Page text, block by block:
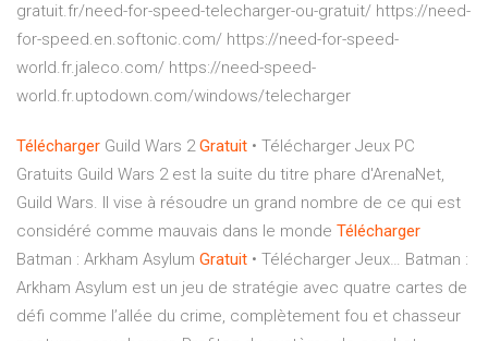
gratuit.fr/need-for-speed-telecharger-ou-gratuit/ https://need-
for-speed.en.softonic.com/ https://need-for-speed-
world.fr.jaleco.com/ https://need-speed-
world.fr.uptodown.com/windows/telecharger
Télécharger Guild Wars 2Gratuit • Télécharger Jeux PC
Gratuits Guild Wars 2 est la suite du titre phare d'ArenaNet,
Guild Wars. Il vise à résoudre un grand nombre de ce qui est
considéré comme mauvais dans le monde Télécharger
Batman : Arkham Asylum Gratuit • Télécharger Jeux… Batman :
Arkham Asylum est un jeu de stratégie avec quatre cartes de
défi comme l’allée du crime, complètement fou et chasseur